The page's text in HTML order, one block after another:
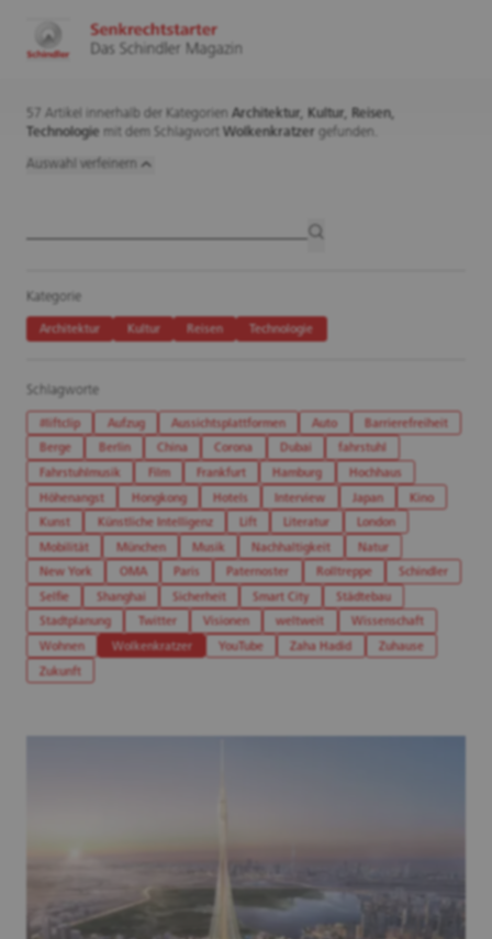
57 Artikel innerhalb der Kategorien Architektur, Kultur, Reisen,
Technologie mit dem Schlagwort Wolkenkratzer gefunden.
Auswahl verfeinern
Kategorie
Architektur Kultur Reisen Technologie
Schlagworte
#liftclip Aufzug Aussichtsplattformen Auto Barrierefreiheit
Berge Berlin China Corona Dubai fahrstuhl
Fahrstuhlmusik Film Frankfurt Hamburg Hochhaus
Höhenangst Hongkong Hotels Interview Japan Kino
Kunst Künstliche Intelligenz Lift Literatur London
Mobilität München Musik Nachhaltigkeit Natur
New York OMA Paris Paternoster Rolltreppe Schindler
Selfie Shanghai Sicherheit Smart City Städtebau
Stadtplanung Twitter Visionen weltweit Wissenschaft
Wohnen Wolkenkratzer YouTube Zaha Hadid Zuhause
Zukunft